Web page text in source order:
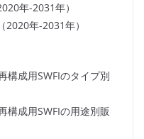
年-2031年）
年-2031年）
構成用SWFIのタイプ別
構成用SWFIの用途別販